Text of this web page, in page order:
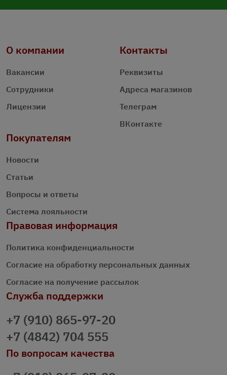
О компании
Вакансии
Сотрудники
Лицензии
Контакты
Реквизиты
Адреса магазинов
Телеграм
ВКонтакте
Покупателям
Новости
Статьи
Вопросы и ответы
Система лояльности
Правовая информация
Политика конфиденциальности
Согласие на обработку персональных данных
Согласие на получение рассылок
Служба поддержки
+7 (910) 865-97-20
+7 (4842) 704 555
По вопросам качества